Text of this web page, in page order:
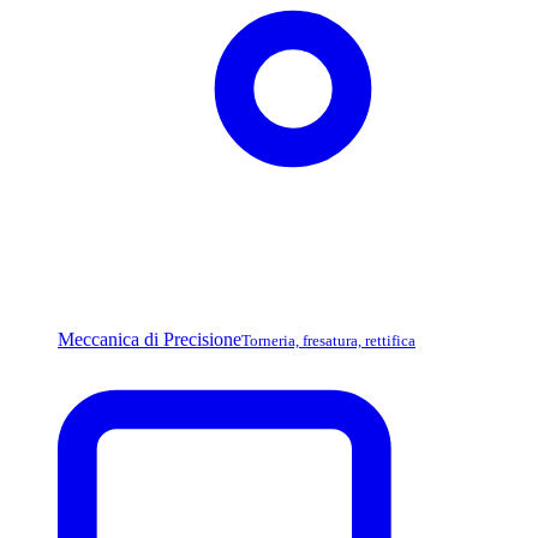
Meccanica di PrecisioneTorneria, fresatura, rettifica